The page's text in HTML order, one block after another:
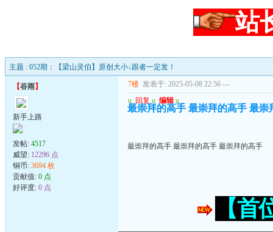
站
主题 : 052期：【梁山灵伯】原创大小↓跟者一定发！
【谷雨】
新手上路
发帖: 4517
威望: 12296 点
铜币: 3694 枚
贡献值: 0 点
好评度: 0 点
7楼 发表于: 2025-05-08 22:56 ---
u 回复 u 编辑 u
最崇拜的高手 最崇拜的高手 最崇
最崇拜的高手 最崇拜的高手 最崇拜的高手
【